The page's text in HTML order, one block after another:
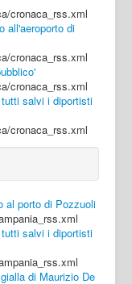
cronaca_rss.xml
all'aeroporto di
cronaca_rss.xml
cronaca_rss.xml
salvi i diportisti
cronaca_rss.xml
al porto di Pozzuoli
salvi i diportisti
di Maurizio De